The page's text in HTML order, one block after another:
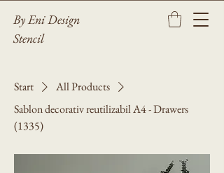
By Eni Design
Stencil
Start
All Products
Sablon decorativ reutilizabil A4 - Drawers
(1335)